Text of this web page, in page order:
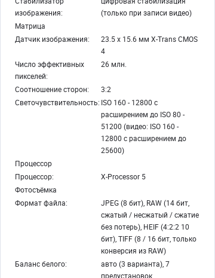
изображения:
(только при записи видео)
Матрица
Датчик изображения:
23.5 х 15.6 мм X-Trans CMOS
4
Число эффективных
пикселей:
26 млн.
Соотношение сторон:
3:2
Светочувствительность: ISO 160 - 12800 c
расширением до ISO 80 -
51200 (видео: ISO 160 -
12800 с расширением до
25600)
Процессор
Процессор:
X-Processor 5
Фотосъёмка
Формат файла:
JPEG (8 бит), RAW (14 бит,
сжатый / несжатый / сжатие
без потерь), HEIF (4:2:2 10
бит), TIFF (8 / 16 бит, только
конверсия из RAW)
Баланс белого:
авто (3 варианта), 7
предустановок,